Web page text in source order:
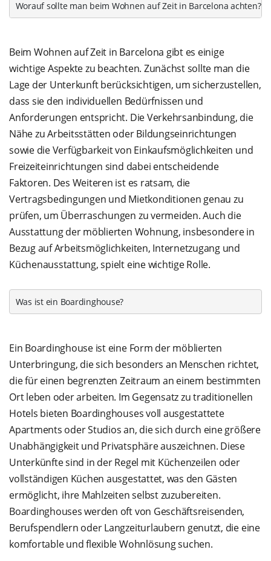
Worauf sollte man beim Wohnen auf Zeit in Barcelona achten?
Beim Wohnen auf Zeit in Barcelona gibt es einige
wichtige Aspekte zu beachten. Zunächst sollte man die
Lage der Unterkunft berücksichtigen, um sicherzustellen,
dass sie den individuellen Bedürfnissen und
Anforderungen entspricht. Die Verkehrsanbindung, die
Nähe zu Arbeitsstätten oder Bildungseinrichtungen
sowie die Verfügbarkeit von Einkaufsmöglichkeiten und
Freizeiteinrichtungen sind dabei entscheidende
Faktoren. Des Weiteren ist es ratsam, die
Vertragsbedingungen und Mietkonditionen genau zu
prüfen, um Überraschungen zu vermeiden. Auch die
Ausstattung der möblierten Wohnung, insbesondere in
Bezug auf Arbeitsmöglichkeiten, Internetzugang und
Küchenausstattung, spielt eine wichtige Rolle.
Was ist ein Boardinghouse?
Ein Boardinghouse ist eine Form der möblierten
Unterbringung, die sich besonders an Menschen richtet,
die für einen begrenzten Zeitraum an einem bestimmten
Ort leben oder arbeiten. Im Gegensatz zu traditionellen
Hotels bieten Boardinghouses voll ausgestattete
Apartments oder Studios an, die sich durch eine größere
Unabhängigkeit und Privatsphäre auszeichnen. Diese
Unterkünfte sind in der Regel mit Küchenzeilen oder
vollständigen Küchen ausgestattet, was den Gästen
ermöglicht, ihre Mahlzeiten selbst zuzubereiten.
Boardinghouses werden oft von Geschäftsreisenden,
Berufspendlern oder Langzeiturlaubern genutzt, die eine
komfortable und flexible Wohnlösung suchen.